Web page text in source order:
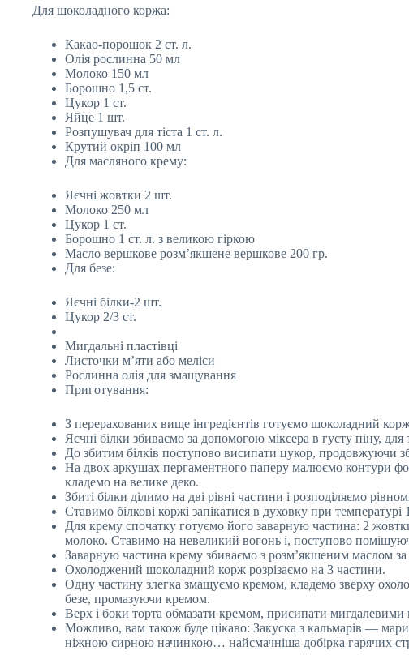
Для шоколадного коржа:
Какао-порошок 2 ст. л.
Олія рослинна 50 мл
Молоко 150 мл
Борошно 1,5 ст.
Цукор 1 ст.
Яйце 1 шт.
Розпушувач для тіста 1 ст. л.
Крутий окріп 100 мл
Для масляного крему:
Яєчні жовтки 2 шт.
Молоко 250 мл
Цукор 1 ст.
Борошно 1 ст. л. з великою гіркою
Масло вершкове розм’якшене вершкове 200 гр.
Для безе:
Яєчні білки-2 шт.
Цукор 2/3 ст.
Мигдальні пластівці
Листочки м’яти або меліси
Рослинна олія для змащування
Приготування:
З перерахованих вище інгредієнтів готуємо шоколадний
Яєчні білки збиваємо за допомогою міксера в густу піну,
До збитим білків поступово висипати цукор, продовжуючи
На двох аркушах пергаментного паперу малюємо контури
кладемо на велике деко.
Збиті білки ділимо на дві рівні частини і розподіляємо
Ставимо білкові коржі запікатися в духовку при
Для крему спочатку готуємо його заварную частина: 2
молоко. Ставимо на невеликий вогонь і, поступово
Заварную частина крему збиваємо з розм’якшеним маслом
Охолоджений шоколадний корж розрізаємо на 3 частини.
Одну частину злегка змащуємо кремом, кладемо зверху
безе, промазуючи кремом.
Верх і боки торта обмазати кремом, присипати мигдалевими
Можливо, вам також буде цікаво: Закуска з кальмарів —
ніжною сирною начинкою… найсмачніша добірка гарячих